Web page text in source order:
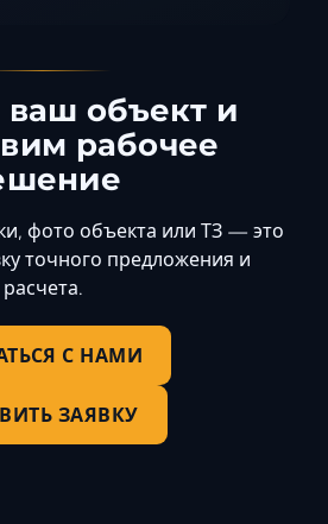
Черкесск
Шахты
Ялта
объект и
рабочее
фото объекта или ТЗ — это
точного предложения и
расчета.
С НАМИ
ЗАЯВКУ